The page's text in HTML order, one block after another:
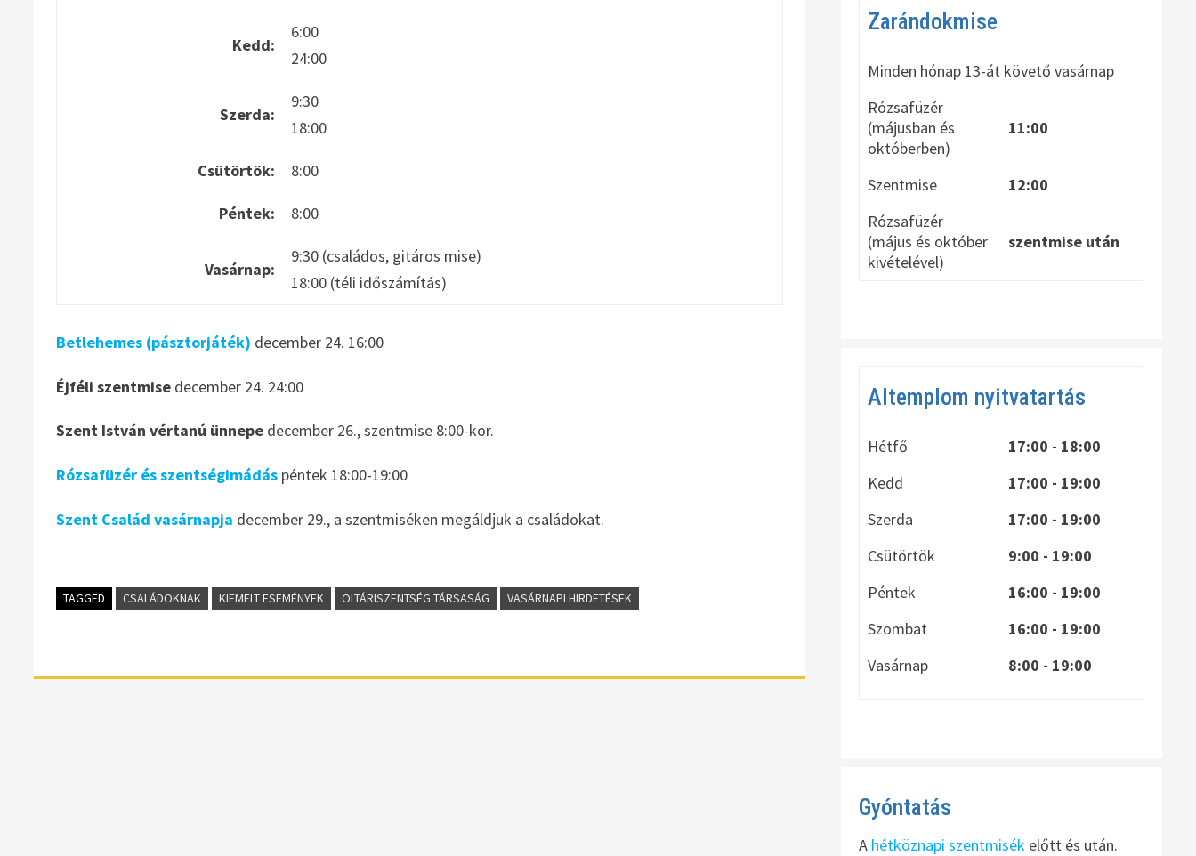
Kedd:
6:00
24:00
Szerda:
9:30
18:00
Csütörtök: 8:00
Péntek: 8:00
Vasárnap:
9:30 (családos, gitáros mise)
18:00 (téli időszámítás)
Betlehemes (pásztorjáték) december 24. 16:00
Éjféli szentmise december 24. 24:00
Szent István vértanú ünnepe december 26., szentmise 8:00-kor.
Rózsafüzér és szentségimádás péntek 18:00-19:00
Szent Család vasárnapja december 29., a szentmiséken megáldjuk a családokat.
TAGGED CSALÁDOKNAK KIEMELT ESEMÉNYEK OLTÁRISZENTSÉG TÁRSASÁG VASÁRNAPI HIRDETÉSEK
Zarándokmise
Minden hónap 13-át követő vasárnap
Rózsafüzér
(májusban és
októberben)
11:00
Szentmise
12:00
Rózsafüzér
(május és október
kivételével)
szentmise után
Altemplom nyitvatartás
Hétfő
17:00 - 18:00
Kedd
17:00 - 19:00
Szerda
17:00 - 19:00
Csütörtök
9:00 - 19:00
Péntek
16:00 - 19:00
Szombat
16:00 - 19:00
Vasárnap
8:00 - 19:00
Gyóntatás
A hétköznapi szentmisék előtt és után.